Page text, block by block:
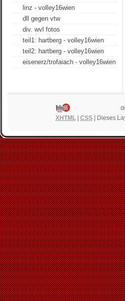
linz - volley16wien
dll gegen vtw
div. wvl fotos
teil1: hartberg - volley16wien
teil2: hartberg - volley16wien
eisenerz/trofaiach - volley16wien
XHTML| CSS| Dieses